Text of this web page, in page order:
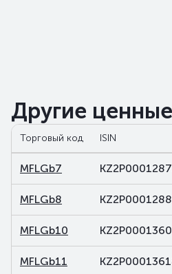
Другие
Торговый код ISIN
MFLGb7
MFLGb8
MFLGb10
MFLGb11